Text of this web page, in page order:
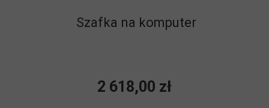
Szafka na komputer
2 618,00 zł